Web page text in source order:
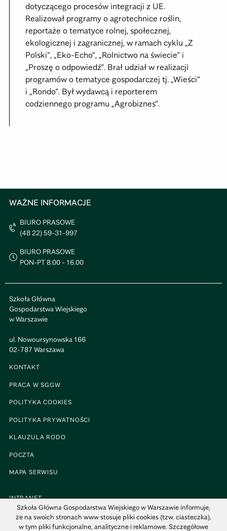
dotyczącego procesów integracji z UE.
Realizował programy o agrotechnice roślin,
reportaże o tematyce rolnej, społecznej,
ekologicznej i zagranicznej, w ramach cyklu „Z
Polski”, „Eko-Echo”, „Rolnictwo na świecie” i
„Proszę o odpowiedź”. Brał udział w realizacji
programów o tematyce gospodarczej tj. „Wieści”
i „Rondo”. Był wydawcą i reporterem
codziennego programu „Agrobiznes”.
WAŻNE INFORMACJE
BIURO PRASOWE
(48 22) 59-31-997
BIURO PRASOWE
PON-PT 8:00 - 16.00
Szkoła Główna
Gospodarstwa Wiejskiego
w Warszawie
ul. Nowoursynowska 166
02-787 Warszawa
KONTAKT
PRACA W SGGW
POLITYKA COOKIES
POLITYKA PRYWATNOŚCI
KLAUZULA RODO
POCZTA
MAPA SERWISU
INTRANET
BIP
Szkoła Główna Gospodarstwa Wiejskiego w Warszawie informuje,
że na swoich stronach www stosuje pliki cookies (tzw. ciasteczka),
w tym pliki funkcjonalne, analityczne i reklamowe. Szczegółowe